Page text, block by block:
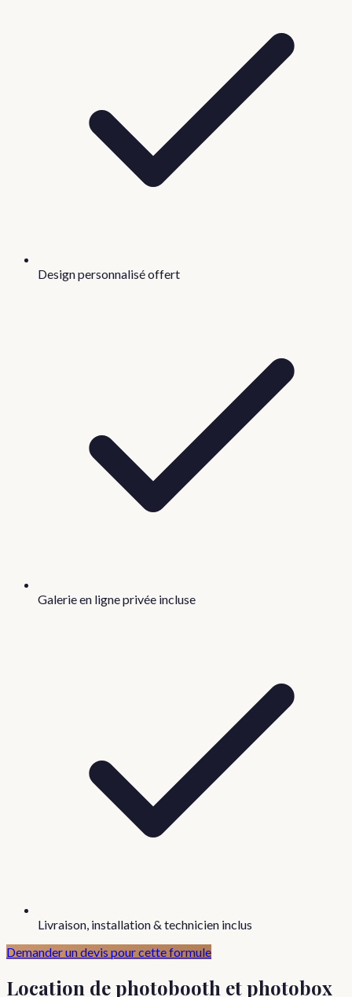
Design personnalisé offert
Galerie en ligne privée incluse
Livraison, installation & technicien inclus
Demander un devis pour cette formule
Location de photobooth et photobox